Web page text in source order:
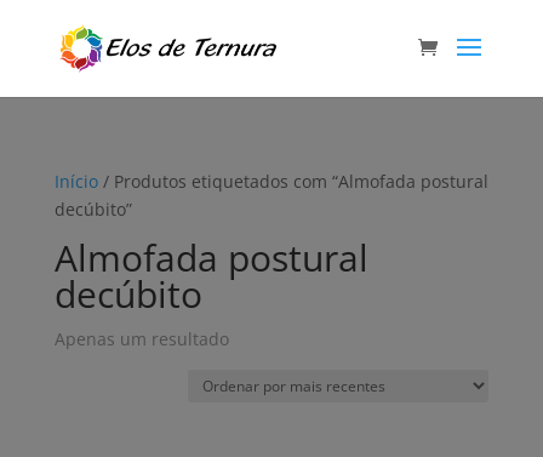
Início/ Produtos etiquetados com “Almofada postural
decúbito”
Almofada postural
decúbito
Apenas um resultado